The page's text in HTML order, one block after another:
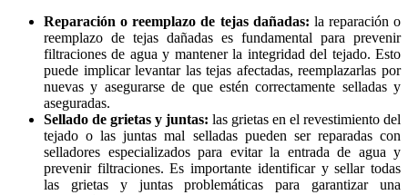
Reparación o reemplazo de tejas dañadas: la reparación o
reemplazo de tejas dañadas es fundamental para prevenir
filtraciones de agua y mantener la integridad del tejado. Esto
puede implicar levantar las tejas afectadas, reemplazarlas por
nuevas y asegurarse de que estén correctamente selladas y
aseguradas.
Sellado de grietas y juntas: las grietas en el revestimiento del
tejado o las juntas mal selladas pueden ser reparadas con
selladores especializados para evitar la entrada de agua y
prevenir filtraciones. Es importante identificar y sellar todas
las grietas y juntas problemáticas para garantizar una